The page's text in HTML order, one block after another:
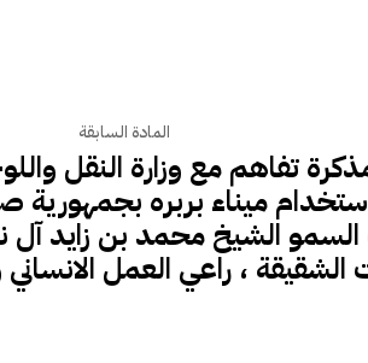
المادة السابقة
تفاهم مع وزارة النقل
ميناء بربره بجمهورية
الشيخ محمد بن زايد آل
الشقيقة ، راعي العمل الانساني